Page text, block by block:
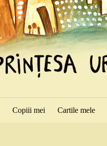
Copiii mei Cartile mele